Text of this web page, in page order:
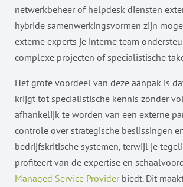
netwerkbeheer of helpdesk diensten
hybride samenwerkingsvormen zijn
externe experts je interne team
complexe projecten of specialistische
Het grote voordeel van deze aanpak is
krijgt tot specialistische kennis zonder
afhankelijk te worden van een externe
controle over strategische beslissingen
bedrijfskritische systemen, terwijl je
profiteert van de expertise en
Managed Service Providerbiedt. Dit